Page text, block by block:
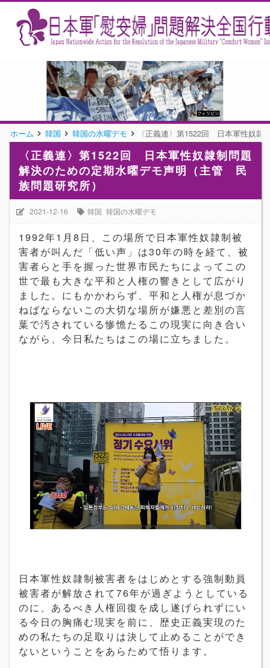
ホーム 韓国 韓国の水曜デモ 〈正義連〉第1522回 日本軍性奴
〈正義連〉第1522回 日本軍性奴隷制問題
解決のための定期水曜デモ声明（主管 民
族問題研究所）
2021-12-16 韓国 韓国の水曜デモ
1992年1月8日、この場所で日本軍性奴隷制被
害者が叫んだ「低い声」は30年の時を経て、被
害者らと手を握った世界市民たちによってこの
世で最も大きな平和と人権の響きとして広がり
ました。にもかかわらず、平和と人権が息づか
ねばならないこの大切な場所が嫌悪と差別の言
葉で汚されている惨憺たるこの現実に向き合い
ながら、今日私たちはこの場に立ちました。
日本軍性奴隷制被害者をはじめとする強制動員
被害者が解放されて76年が過ぎようとしている
のに、あるべき人権回復を成し遂げられずにい
る今日の胸痛む現実を前に、歴史正義実現のた
めの私たちの足取りは決して止めることができ
ないということをあらためて悟ります。